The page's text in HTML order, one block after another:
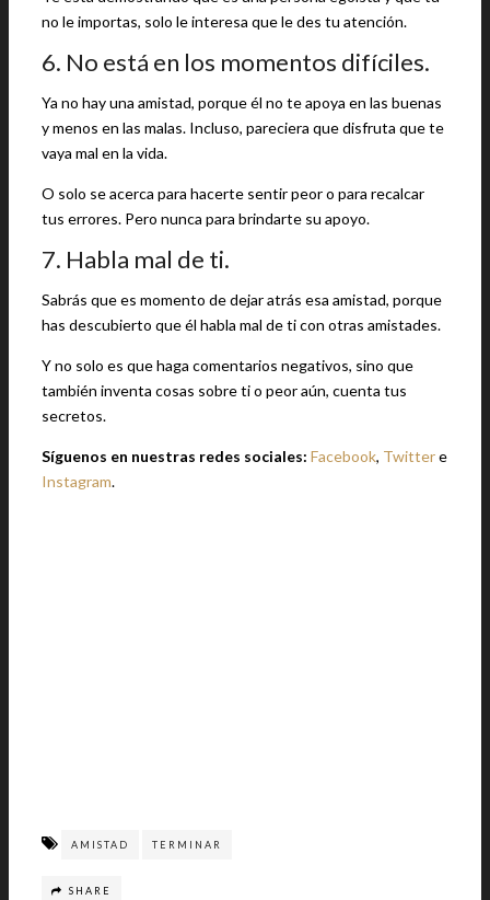
no le importas, solo le interesa que le des tu atención.
6. No está en los momentos difíciles.
Ya no hay una amistad, porque él no te apoya en las buenas
y menos en las malas. Incluso, pareciera que disfruta que te
vaya mal en la vida.
O solo se acerca para hacerte sentir peor o para recalcar
tus errores. Pero nunca para brindarte su apoyo.
7. Habla mal de ti.
Sabrás que es momento de dejar atrás esa amistad, porque
has descubierto que él habla mal de ti con otras amistades.
Y no solo es que haga comentarios negativos, sino que
también inventa cosas sobre ti o peor aún, cuenta tus
secretos.
Síguenos en nuestras redes sociales: Facebook, Twittere
Instagram.
AMISTAD TERMINAR
SHARE